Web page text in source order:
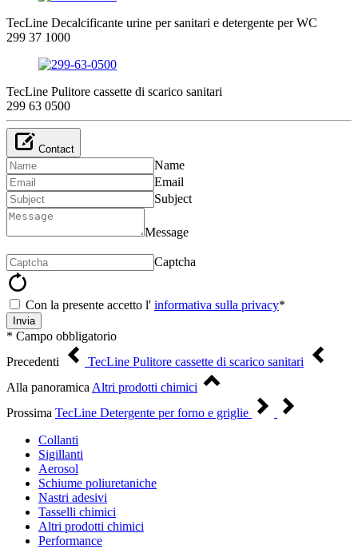
TecLine Decalcificante urine per sanitari e detergente per WC
299 37 1000
TecLine Pulitore cassette di scarico sanitari
299 63 0500
Contact
Name
Email
Subject
Message
Captcha
Con la presente accetto l' informativa sulla privacy*
Invia
* Campo obbligatorio
Precedenti
TecLine Pulitore cassette di scarico sanitari
Alla panoramica Altri prodotti chimici
Prossima TecLine Detergente per forno e griglie
Collanti
Sigillanti
Aerosol
Schiume poliuretaniche
Nastri adesivi
Tasselli chimici
Altri prodotti chimici
Performance